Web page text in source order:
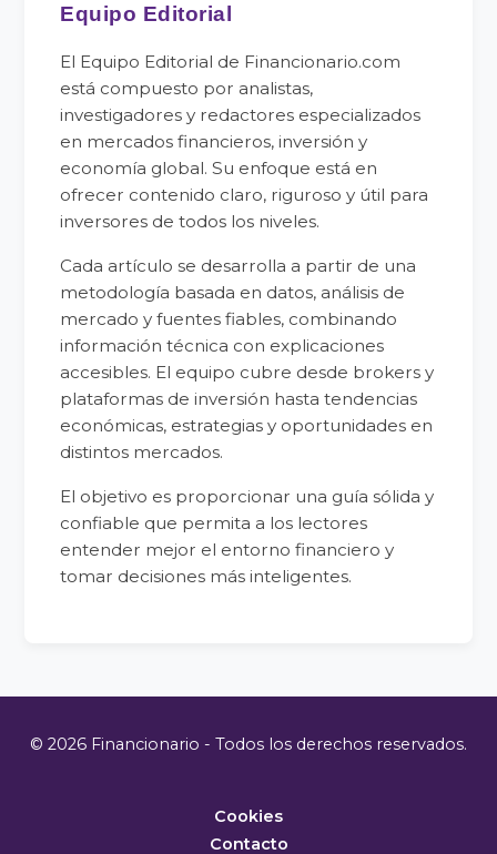
Equipo Editorial
El Equipo Editorial de Financionario.com
está compuesto por analistas,
investigadores y redactores especializados
en mercados financieros, inversión y
economía global. Su enfoque está en
ofrecer contenido claro, riguroso y útil para
inversores de todos los niveles.
Cada artículo se desarrolla a partir de una
metodología basada en datos, análisis de
mercado y fuentes fiables, combinando
información técnica con explicaciones
accesibles. El equipo cubre desde brokers y
plataformas de inversión hasta tendencias
económicas, estrategias y oportunidades en
distintos mercados.
El objetivo es proporcionar una guía sólida y
confiable que permita a los lectores
entender mejor el entorno financiero y
tomar decisiones más inteligentes.
© 2026 Financionario - Todos los derechos reservados.
Cookies
Contacto